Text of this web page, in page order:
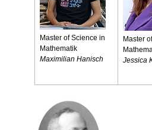
Master of Science in
Mathematik
Maximilian Hanisch
Master
Jessica